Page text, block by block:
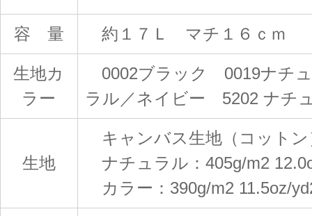
容 量 約１７Ｌ マチ１６ｃｍ
生地カ
ラー
0002ブラック 0019ナチ
ラル／ネイビー 5202 ナチ
生地
キャンバス生地（コットン
ナチュラル：405g/m2
カラー：390g/m2 11.5oz/